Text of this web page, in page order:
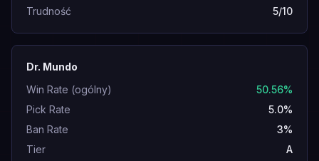
Trudność
5/10
Dr. Mundo
Win Rate (ogólny)
50.56%
Pick Rate
5.0%
Ban Rate
3%
Tier
A